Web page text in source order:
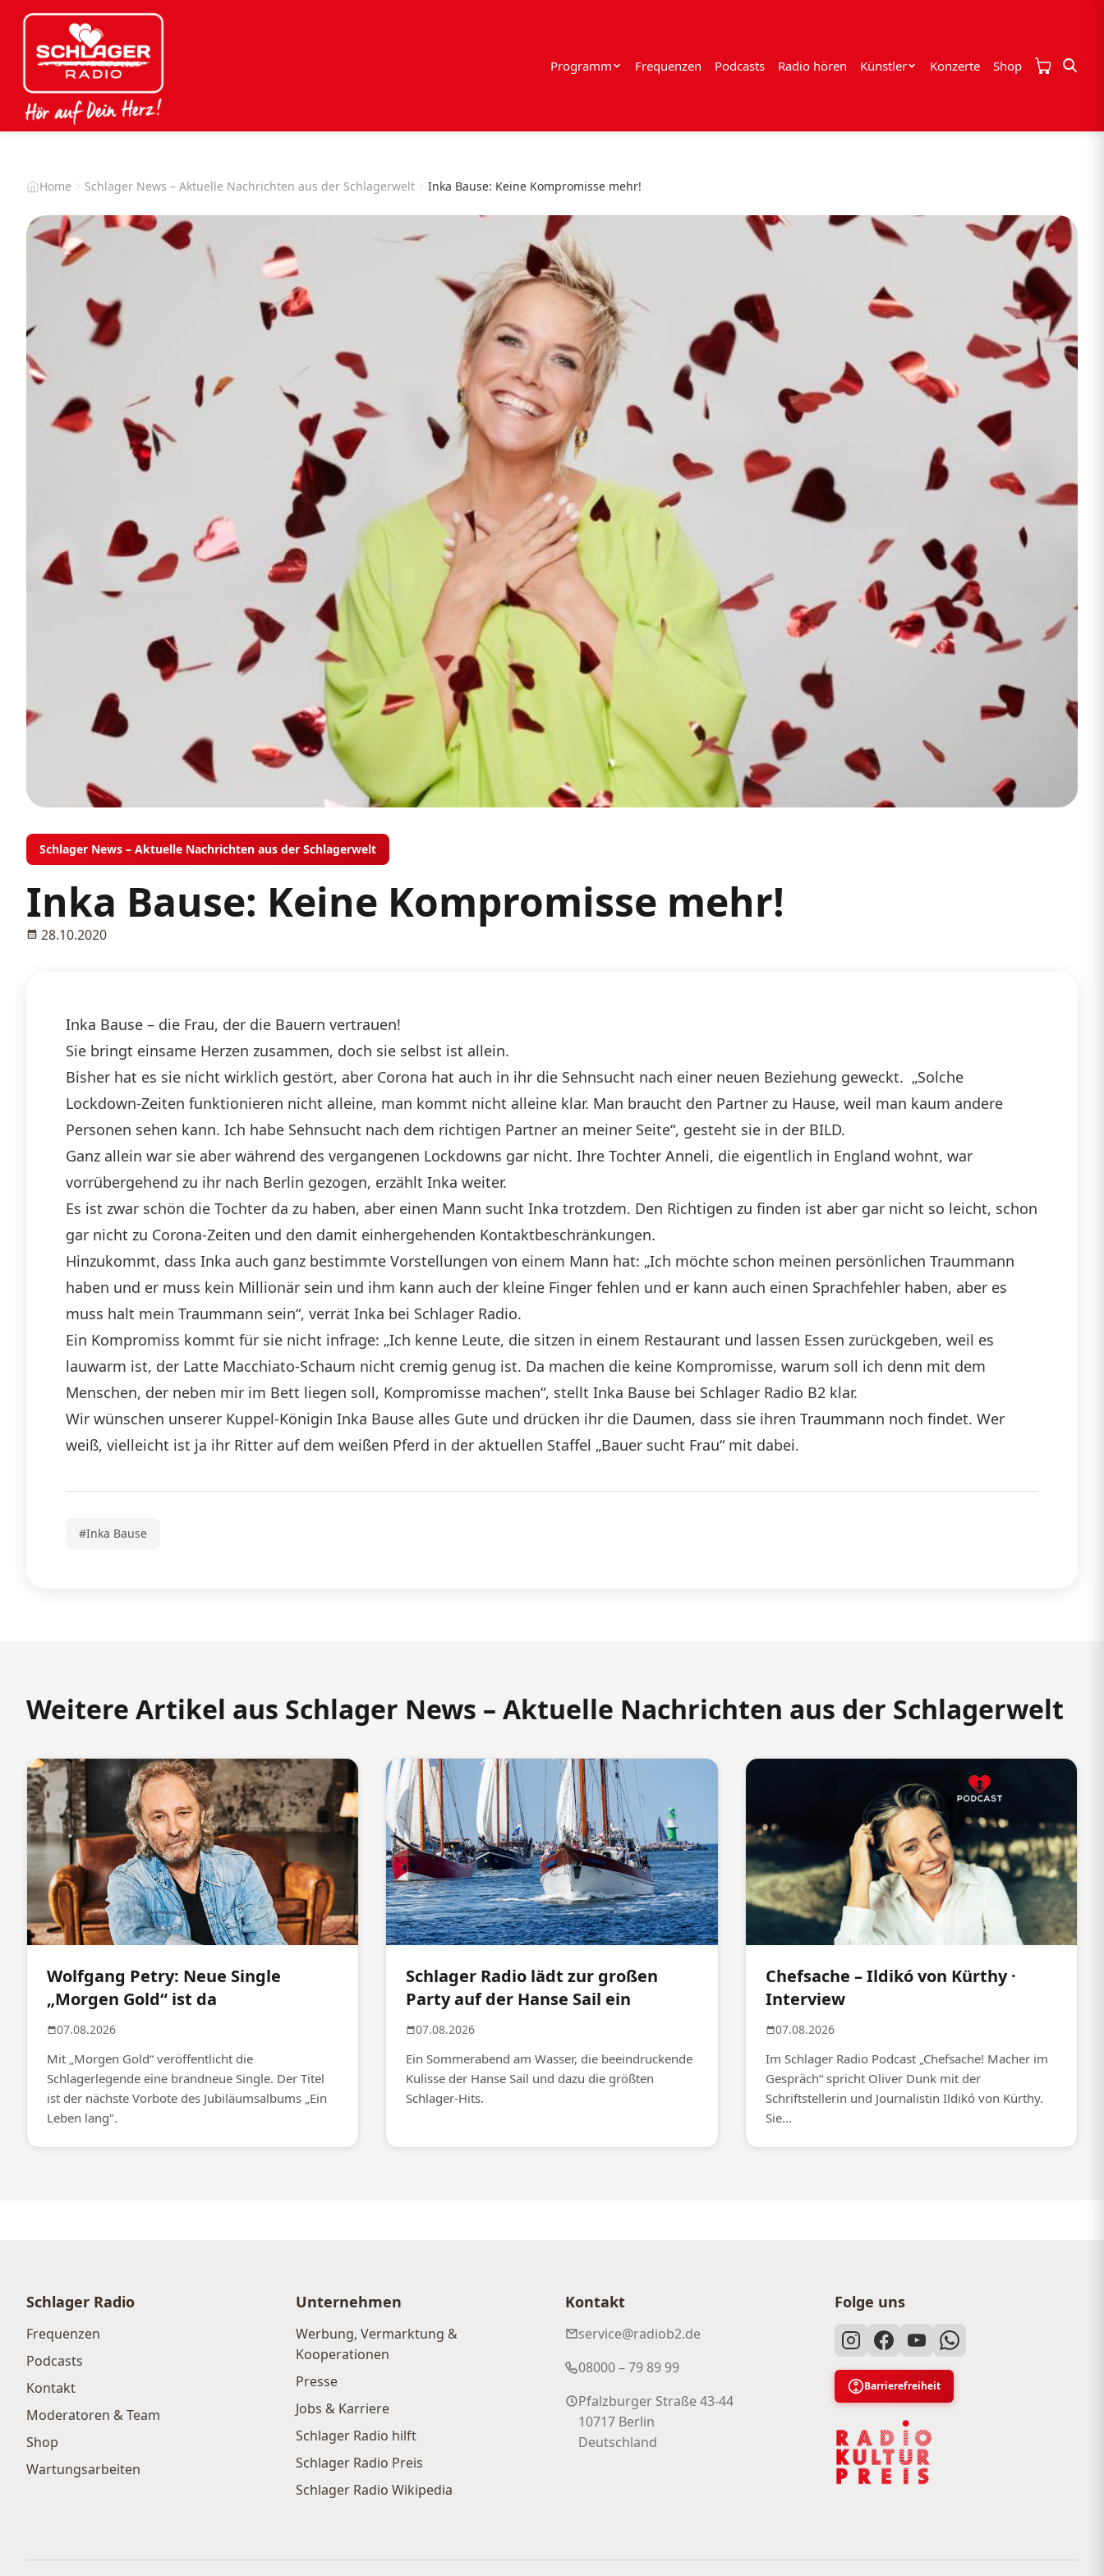
Programm Frequenzen Podcasts Radio hören Künstler Konzerte Shop
Home Schlager News – Aktuelle Nachrichten aus der Schlagerwelt Inka Bause: Keine Kompromisse mehr!
Schlager News – Aktuelle Nachrichten aus der Schlagerwelt
Inka Bause: Keine Kompromisse mehr!
28.10.2020
Inka Bause – die Frau, der die Bauern vertrauen!
Sie bringt einsame Herzen zusammen, doch sie selbst ist allein.
Bisher hat es sie nicht wirklich gestört, aber Corona hat auch in ihr die Sehnsucht nach einer neuen Beziehung geweckt. „Solche
Lockdown-Zeiten funktionieren nicht alleine, man kommt nicht alleine klar. Man braucht den Partner zu Hause, weil man kaum andere
Personen sehen kann. Ich habe Sehnsucht nach dem richtigen Partner an meiner Seite“, gesteht sie in der BILD.
Ganz allein war sie aber während des vergangenen Lockdowns gar nicht. Ihre Tochter Anneli, die eigentlich in England wohnt, war
vorrübergehend zu ihr nach Berlin gezogen, erzählt Inka weiter.
Es ist zwar schön die Tochter da zu haben, aber einen Mann sucht Inka trotzdem. Den Richtigen zu finden ist aber gar nicht so leicht, schon
gar nicht zu Corona-Zeiten und den damit einhergehenden Kontaktbeschränkungen.
Hinzukommt, dass Inka auch ganz bestimmte Vorstellungen von einem Mann hat: „Ich möchte schon meinen persönlichen Traummann
haben und er muss kein Millionär sein und ihm kann auch der kleine Finger fehlen und er kann auch einen Sprachfehler haben, aber es
muss halt mein Traummann sein“, verrät Inka bei Schlager Radio.
Ein Kompromiss kommt für sie nicht infrage: „Ich kenne Leute, die sitzen in einem Restaurant und lassen Essen zurückgeben, weil es
lauwarm ist, der Latte Macchiato-Schaum nicht cremig genug ist. Da machen die keine Kompromisse, warum soll ich denn mit dem
Menschen, der neben mir im Bett liegen soll, Kompromisse machen“, stellt Inka Bause bei Schlager Radio B2 klar.
Wir wünschen unserer Kuppel-Königin Inka Bause alles Gute und drücken ihr die Daumen, dass sie ihren Traummann noch findet. Wer
weiß, vielleicht ist ja ihr Ritter auf dem weißen Pferd in der aktuellen Staffel „Bauer sucht Frau“ mit dabei.
#Inka Bause
Weitere Artikel aus Schlager News – Aktuelle Nachrichten aus der Schlagerwelt
Wolfgang Petry: Neue Single
„Morgen Gold“ ist da
07.08.2026
Mit „Morgen Gold“ veröffentlicht die
Schlagerlegende eine brandneue Single. Der Titel
ist der nächste Vorbote des Jubiläumsalbums „Ein
Leben lang".
Schlager Radio lädt zur großen
Party auf der Hanse Sail ein
07.08.2026
Ein Sommerabend am Wasser, die beeindruckende
Kulisse der Hanse Sail und dazu die größten
Schlager-Hits.
Chefsache – Ildikó von Kürthy ·
Interview
07.08.2026
Im Schlager Radio Podcast „Chefsache! Macher im
Gespräch“ spricht Oliver Dunk mit der
Schriftstellerin und Journalistin Ildikó von Kürthy.
Sie...
Schlager Radio
Frequenzen
Podcasts
Kontakt
Moderatoren & Team
Shop
Wartungsarbeiten
Unternehmen
Werbung, Vermarktung &
Kooperationen
Presse
Jobs & Karriere
Schlager Radio hilft
Schlager Radio Preis
Schlager Radio Wikipedia
Kontakt
service@radiob2.de
08000 – 79 89 99
Pfalzburger Straße 43-44
10717 Berlin
Deutschland
Folge uns
Barrierefreiheit